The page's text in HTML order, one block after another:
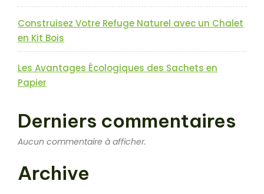
Construisez Votre Refuge Naturel avec un Chalet
en Kit Bois
Les Avantages Écologiques des Sachets en
Papier
Derniers commentaires
Aucun commentaire à afficher.
Archive